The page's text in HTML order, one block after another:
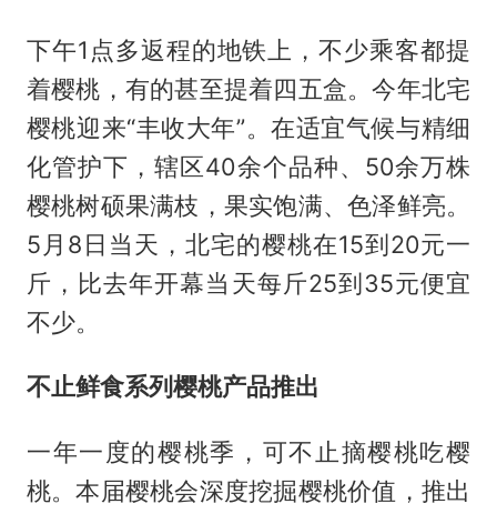
下午1点多返程的地铁上，不少乘客都提
着樱桃，有的甚至提着四五盒。今年北宅
樱桃迎来“丰收大年”。在适宜气候与精细
化管护下，辖区40余个品种、50余万株
樱桃树硕果满枝，果实饱满、色泽鲜亮。
5月8日当天，北宅的樱桃在15到20元一
斤，比去年开幕当天每斤25到35元便宜
不少。
不止鲜食系列樱桃产品推出
一年一度的樱桃季，可不止摘樱桃吃樱
桃。本届樱桃会深度挖掘樱桃价值，推出